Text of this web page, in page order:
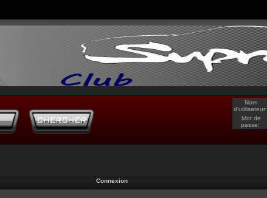
Nom
d’utilisateur:
Mot de
passe:
Connexion